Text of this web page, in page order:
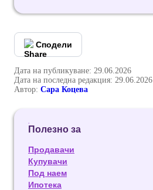
Сподели
Дата на публикуване: 29.06.2026
Дата на последна редакция: 29.06.2026
Автор: Сара Коцева
Полезно за
Продавачи
Купувачи
Под наем
Ипотека